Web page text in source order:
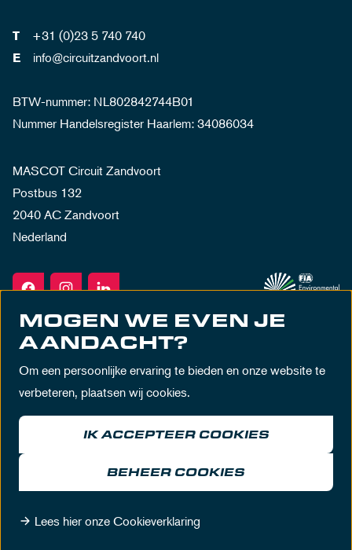
T +31 (0)23 5 740 740
E info@circuitzandvoort.nl
BTW-nummer: NL802842744B01
Nummer Handelsregister Haarlem: 34086034
MASCOT Circuit Zandvoort
Postbus 132
2040 AC Zandvoort
Nederland
© MASCOT Circuit Zandvoort 2026
Algemene voorwaarden Privacy policy
Huisregels
MOGEN WE EVEN JE
AANDACHT?
Om een persoonlijke ervaring te bieden en onze website te
verbeteren, plaatsen wij cookies.
IK ACCEPTEER COOKIES
BEHEER COOKIES
Lees hier onze Cookieverklaring